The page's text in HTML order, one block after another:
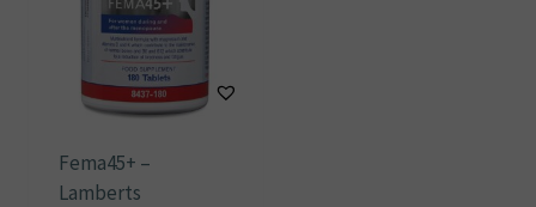
Fema45+ –
Lamberts